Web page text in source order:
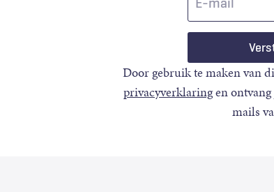
Door gebruik te maken van
privacyverklaringen ontvang
mails